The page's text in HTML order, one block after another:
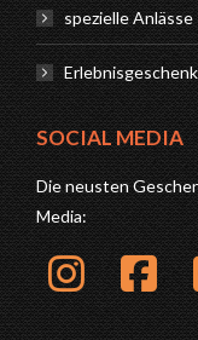
spezielle Anlässe
SOCIAL MEDIA
Die neusten
Media: